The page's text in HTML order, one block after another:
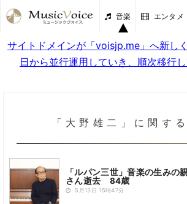
音楽 エンタメ
サイトドメインが「voisjp.me」へ新し
日から並行運用していき、順次移行し
「大野雄二」に関す
「ルパン三世」音楽の生みの
さん逝去 84歳
5月13日 15時47分